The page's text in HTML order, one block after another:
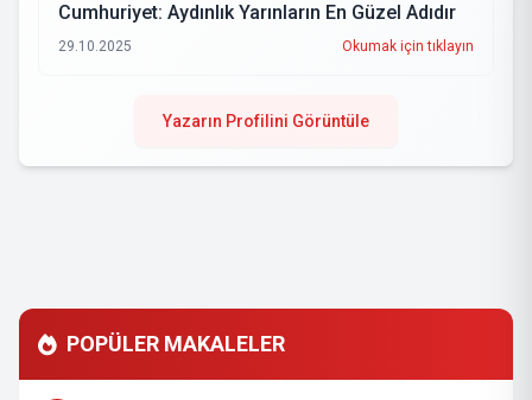
Cumhuriyet: Aydınlık Yarınların En Güzel Adıdır
29.10.2025 Okumak için tıklayın
Yazarın Profilini Görüntüle
POPÜLER MAKALELER